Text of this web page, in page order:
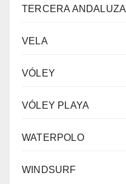
TERCERA ANDALUZA
VELA
VÓLEY
VÓLEY PLAYA
WATERPOLO
WINDSURF